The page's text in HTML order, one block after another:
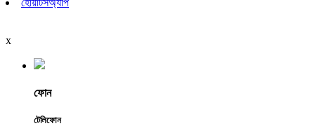
x
ফোন
টেলিফোন